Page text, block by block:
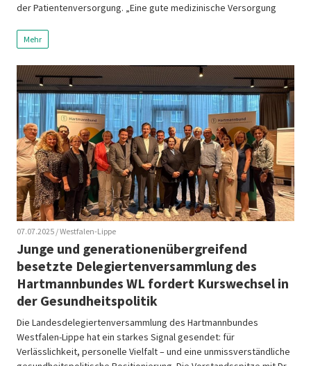
der Patientenversorgung. „Eine gute medizinische Versorgung
Betreuung sollten möglichst innerhalb klar abgestimmter
Versorgungsstrukturen erfolgen. Unser Ziel muss […]
Mehr
07.07.2025 / Westfalen-Lippe
Junge und generationenübergreifend
besetzte Delegiertenversammlung des
Hartmannbundes WL fordert Kurswechsel in
der Gesundheitspolitik
Die Landesdelegiertenversammlung des Hartmannbundes
Westfalen-Lippe hat ein starkes Signal gesendet: für
Verlässlichkeit, personelle Vielfalt – und eine unmissverständliche